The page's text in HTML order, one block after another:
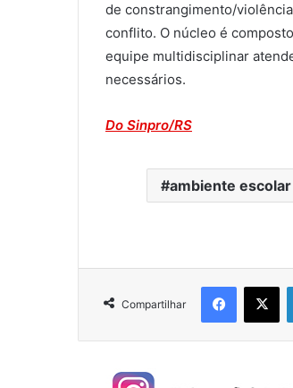
de constrangimento/
conflito. O núcleo é
equipe multidisciplinar
necessários.
Do Sinpro/RS
ambiente escolar
Compartilhar